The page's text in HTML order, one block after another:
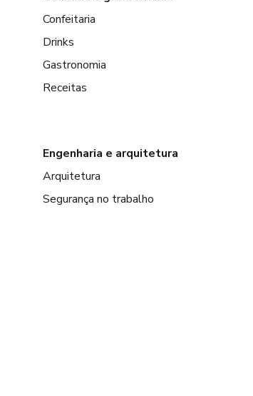
Confeitaria
Drinks
Gastronomia
Receitas
Engenharia e arquitetura
Arquitetura
Segurança no trabalho